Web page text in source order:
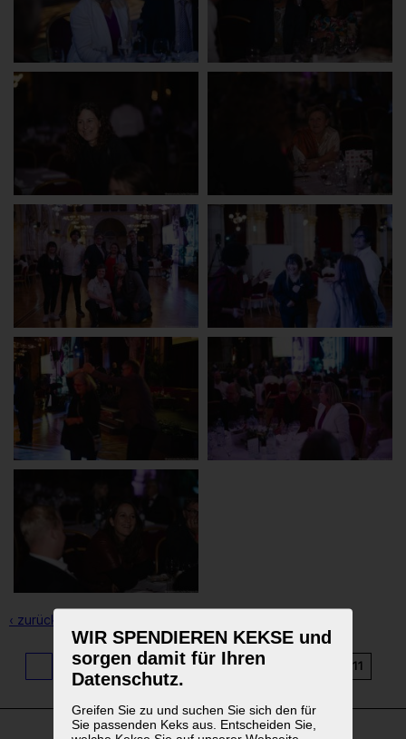
WIR SPENDIEREN KEKSE und
sorgen damit für Ihren
Datenschutz.
Greifen Sie zu und suchen Sie sich den für
Sie passenden Keks aus. Entscheiden Sie,
‹ zurück zur Übersicht
... 3 4 5 6 7 8 11